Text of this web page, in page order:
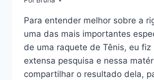
Para entender melhor sobre a
uma das mais importantes
de uma raquete de Tênis, eu fiz
extensa pesquisa e nessa
compartilhar o resultado dela,